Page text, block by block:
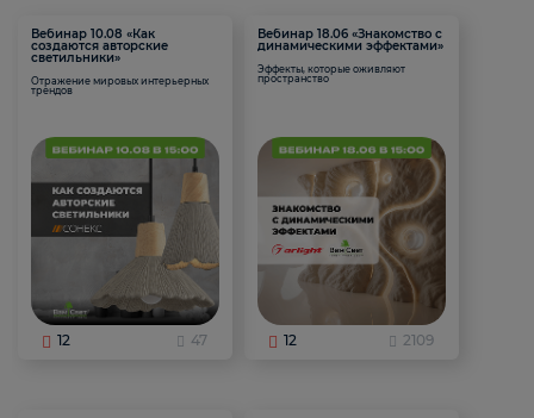
Вебинар 10.08 «Как
создаются авторские
светильники»
Отражение мировых интерьерных
трендов
12 47
Вебинар 18.06 «Знакомство с
динамическими эффектами»
Эффекты, которые оживляют
пространство
12 2109